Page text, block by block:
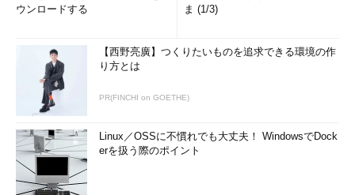
ウンロードする
ま (1/3)
【西野亮廣】つくりたいものを追求できる環境の作
り方とは
PR(FINCHI on GOETHE)
Linux／OSSに不慣れでも大丈夫！ WindowsでDock
erを扱う際のポイント